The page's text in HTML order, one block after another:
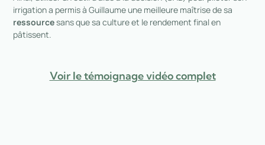
irrigation a permis à Guillaume une meilleure maîtrise de sa
ressourcesans que sa culture et le rendement final en
pâtissent.
Voir le témoignage vidéo complet